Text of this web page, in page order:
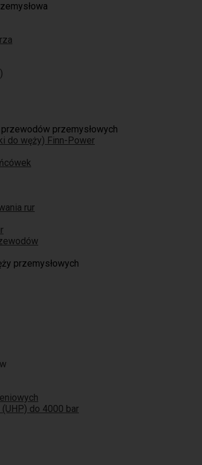
przemysłowych
do węży) Finn-Power
rur
przemysłowych
do 4000 bar